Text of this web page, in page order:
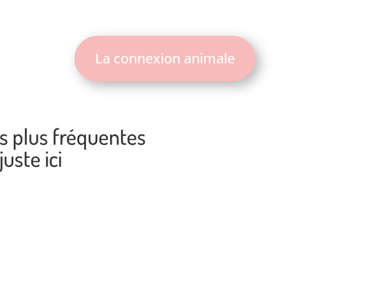
La connexion animale
plus fréquentes
ici